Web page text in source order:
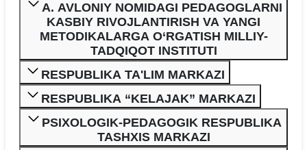
A. AVLONIY NOMIDAGI PEDAGOGLARNI
KASBIY RIVOJLANTIRISH VA YANGI
METODIKALARGA O‘RGATISH MILLIY-
TADQIQOT INSTITUTI
RESPUBLIKA TA'LIM MARKAZI
RESPUBLIKA “KELAJAK” MARKAZI
PSIXOLOGIK-PEDAGOGIK RESPUBLIKA
TASHXIS MARKAZI